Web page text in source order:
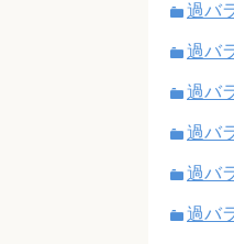
過バ
過バ
過バ
過バ
過バ
過バ